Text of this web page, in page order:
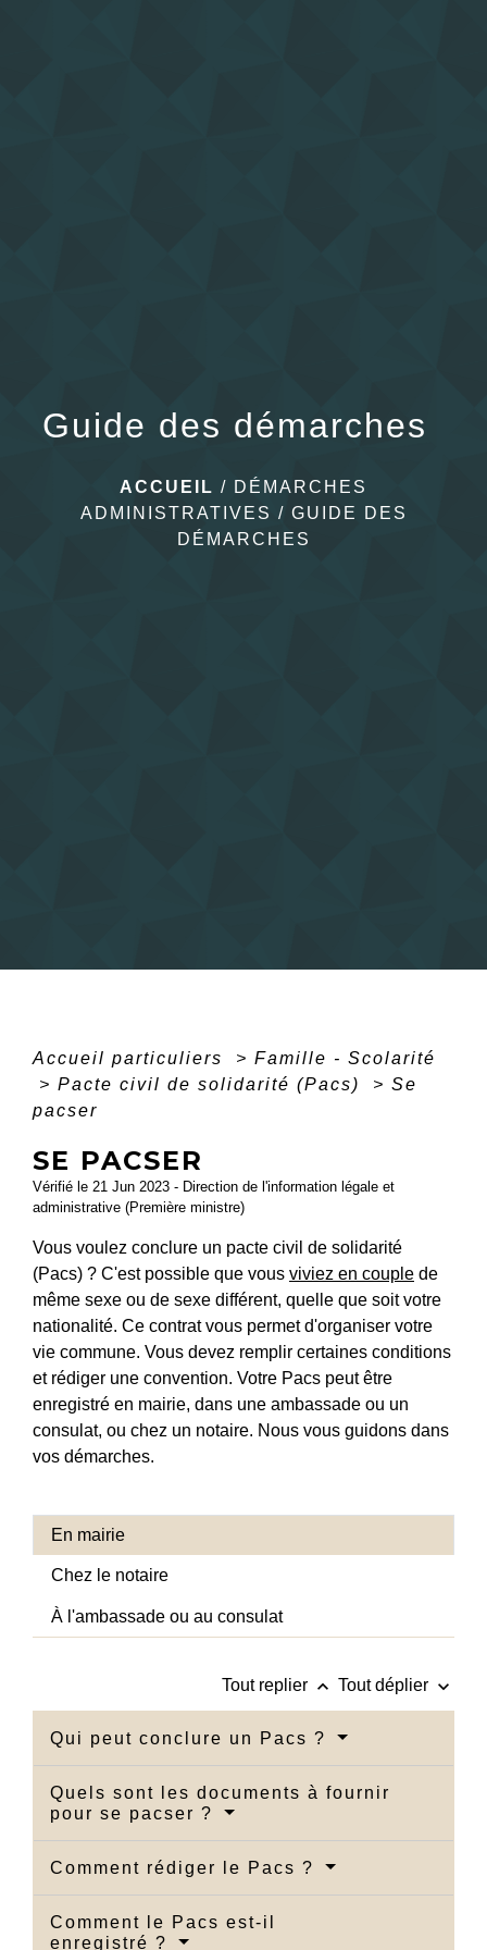
Guide des démarches
ACCUEIL / DÉMARCHES
ADMINISTRATIVES / GUIDE DES
DÉMARCHES
Accueil particuliers > Famille - Scolarité
> Pacte civil de solidarité (Pacs) > Se
pacser
SE PACSER
Vérifié le 21 Jun 2023 - Direction de l'information légale et
administrative (Première ministre)
Vous voulez conclure un pacte civil de solidarité
(Pacs) ? C'est possible que vous viviez en couple de
même sexe ou de sexe différent, quelle que soit votre
nationalité. Ce contrat vous permet d'organiser votre
vie commune. Vous devez remplir certaines conditions
et rédiger une convention. Votre Pacs peut être
enregistré en mairie, dans une ambassade ou un
consulat, ou chez un notaire. Nous vous guidons dans
vos démarches.
En mairie
Chez le notaire
À l'ambassade ou au consulat
Tout replier keyboard_arrow_up Tout déplier keyboard_arrow_down
Qui peut conclure un Pacs ?
Quels sont les documents à fournir
pour se pacser ?
Comment rédiger le Pacs ?
Comment le Pacs est-il
enregistré ?